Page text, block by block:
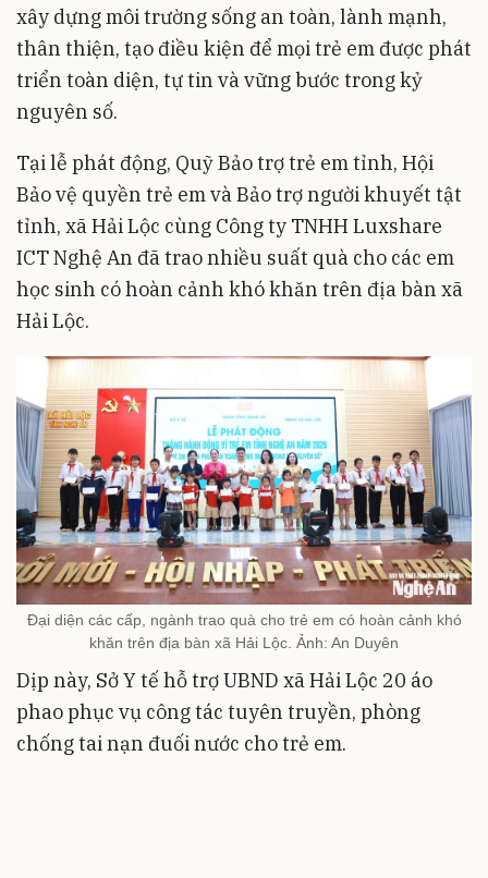
xây dựng môi trường sống an toàn, lành mạnh,
thân thiện, tạo điều kiện để mọi trẻ em được phát
triển toàn diện, tự tin và vững bước trong kỷ
nguyên số.
Tại lễ phát động, Quỹ Bảo trợ trẻ em tỉnh, Hội
Bảo vệ quyền trẻ em và Bảo trợ người khuyết tật
tỉnh, xã Hải Lộc cùng Công ty TNHH Luxshare
ICT Nghệ An đã trao nhiều suất quà cho các em
học sinh có hoàn cảnh khó khăn trên địa bàn xã
Hải Lộc.
Đại diện các cấp, ngành trao quà cho trẻ em có hoàn cảnh khó
khăn trên địa bàn xã Hải Lộc. Ảnh: An Duyên
Dịp này, Sở Y tế hỗ trợ UBND xã Hải Lộc 20 áo
phao phục vụ công tác tuyên truyền, phòng
chống tai nạn đuối nước cho trẻ em.